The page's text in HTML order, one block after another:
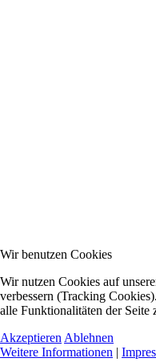
Wir benutzen Cookies
Wir nutzen Cookies auf
verbessern (Tracking
alle Funktionalitäten der Seite
Akzeptieren Ablehnen
Weitere Informationen |